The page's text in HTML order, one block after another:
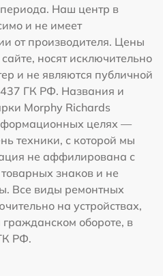
Наш центр в
и не имеет
от производителя. Цены
носят исключительно
и не являются публичной
437 ГК РФ. Названия и
Morphy Richards
целях —
техники, с которой мы
не аффилирована с
знаков и не
Все виды ремонтных
на устройствах,
обороте, в
РФ.